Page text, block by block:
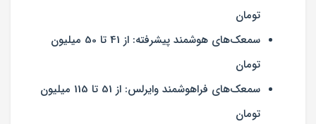
تومان
سمعک‌های هوشمند پیشرفته:
از 41 تا 50 میلیون
تومان
سمعک‌های فراهوشمند وایرلس:
از 51 تا 115 میلیون
تومان